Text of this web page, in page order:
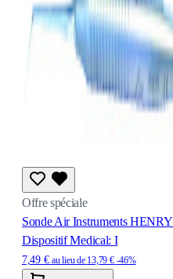
Offre spéciale
Sonde Air Instruments
Dispositif Medical: I
7,49 € au lieu de 13,79 € -46%